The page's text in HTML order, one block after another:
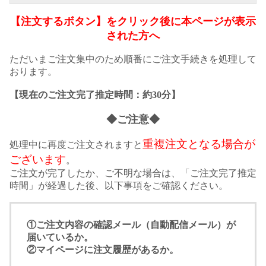
【注文するボタン】をクリック後に本ページが表示
された方へ
ただいまご注文集中のため順番にご注文手続きを処理して
おります。
【現在のご注文完了推定時間：約30分】
◆ご注意◆
処理中に再度ご注文されますと重複注文となる場合が
ございます。
ご注文が完了したか、ご不明な場合は、「ご注文完了推定
時間」が経過した後、以下事項をご確認ください。
①ご注文内容の確認メール（自動配信メール）が
届いているか。
②マイページに注文履歴があるか。